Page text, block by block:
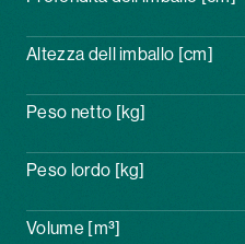
Altezza dell imballo [cm]
Peso netto [kg]
Peso lordo [kg]
Volume [m³]